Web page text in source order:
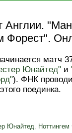
Англии.
Форест".
матч
Юнайтед" и
). ФНК
этого поединка.
Юнайтед,